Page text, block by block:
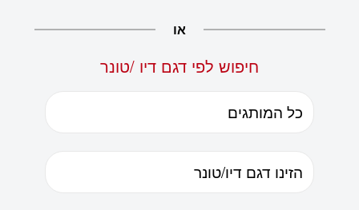
או
חיפוש לפי דגם דיו /טונר